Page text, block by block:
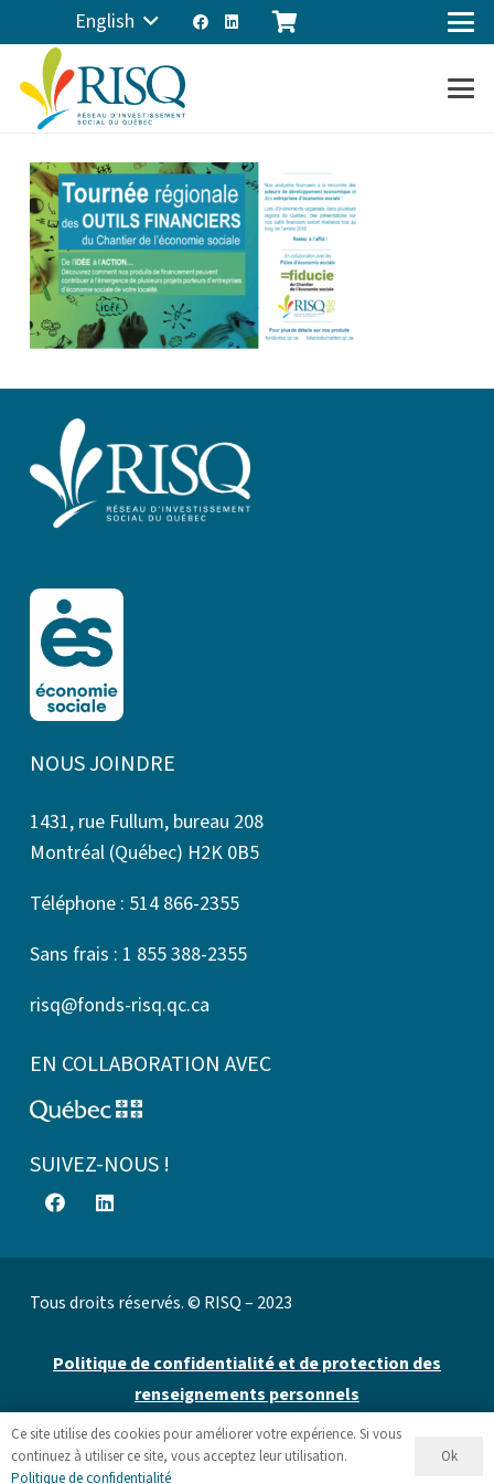
English
NOUS JOINDRE
1431, rue Fullum, bureau 208
Montréal (Québec) H2K 0B5
Téléphone : 514 866-2355
Sans frais : 1 855 388-2355
risq@fonds-risq.qc.ca
EN COLLABORATION AVEC
SUIVEZ-NOUS !
Tous droits réservés. © RISQ – 2023
Politique de confidentialité et de protection des
renseignements personnels
Site web par 👉 Cinetic
Ce site utilise des cookies pour améliorer votre expérience. Si vous
continuez à utiliser ce site, vous acceptez leur utilisation.
Politique de confidentialité
Ok